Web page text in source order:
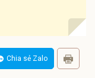
Chia sẻ Zalo